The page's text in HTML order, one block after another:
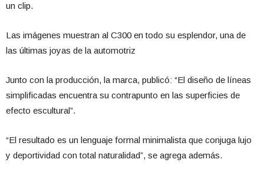
un clip.
Las imágenes muestran al C300 en todo su esplendor, una de
las últimas joyas de la automotriz
Junto con la producción, la marca, publicó: “El diseño de líneas
simplificadas encuentra su contrapunto en las superficies de
efecto escultural”.
“El resultado es un lenguaje formal minimalista que conjuga lujo
y deportividad con total naturalidad”, se agrega además.